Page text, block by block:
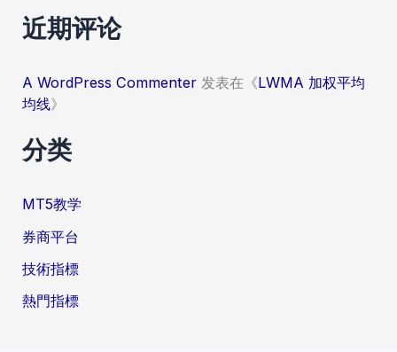
近期评论
A WordPress Commenter 发表在《LWMA 加权平均
均线》
分类
MT5教学
券商平台
技術指標
熱門指標